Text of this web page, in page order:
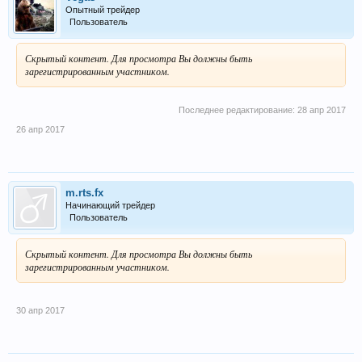
Опытный трейдер
Пользователь
Скрытый контент. Для просмотра Вы должны быть
зарегистрированным участником.
Последнее редактирование: 28 апр 2017
26 апр 2017
m.rts.fx
Начинающий трейдер
Пользователь
Скрытый контент. Для просмотра Вы должны быть
зарегистрированным участником.
30 апр 2017